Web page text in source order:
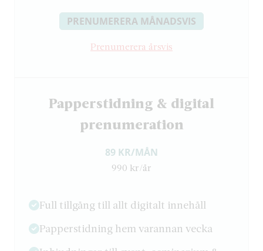
PRENUMERERA MÅNADSVIS
Prenumerera årsvis
Papperstidning & digital
prenumeration
89 KR/MÅN
990 kr/år
Full tillgång till allt digitalt innehåll
Papperstidning hem varannan vecka